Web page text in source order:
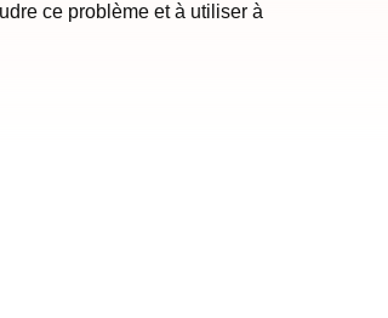
ce problème et à utiliser à